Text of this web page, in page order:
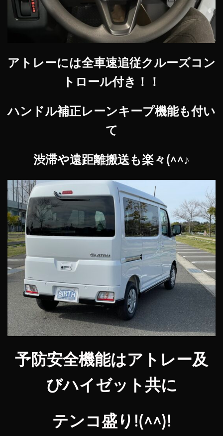
アトレーには全車速追従クルーズコン
トロール付き！！
ハンドル補正レーンキープ機能も付い
て
渋滞や遠距離搬送も楽々(^^♪
予防安全機能はアトレー及
びハイゼット共に
テンコ盛り!(^^)!